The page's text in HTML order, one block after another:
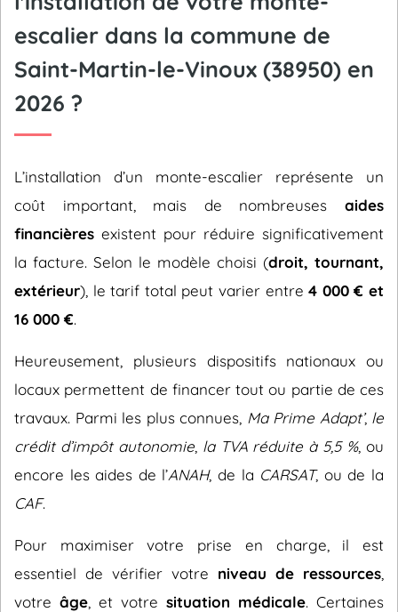
escalier dans la commune de
Saint-Martin-le-Vinoux (38950) en
2026 ?
L’installation d’un monte-escalier représente un
coût important, mais de nombreuses aides
financières existent pour réduire significativement
la facture. Selon le modèle choisi (droit, tournant,
extérieur), le tarif total peut varier entre4 000 € et
16 000 €.
Heureusement, plusieurs dispositifs nationaux ou
locaux permettent de financer tout ou partie de ces
travaux. Parmi les plus connues, Ma Prime Adapt’, le
crédit d’impôt autonomie, la TVA réduite à 5,5 %, ou
encore les aides de l’ANAH, de la CARSAT, ou de la
CAF.
Pour maximiser votre prise en charge, il est
essentiel de vérifier votre niveau de ressources
votre âge , et votre situation médicale. Certaines